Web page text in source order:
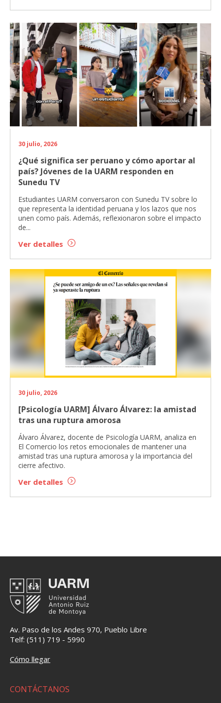
30 julio, 2026
¿Qué significa ser peruano y cómo aportar al
país? Jóvenes de la UARM responden en
Sunedu TV
Estudiantes UARM conversaron con Sunedu TV sobre lo
que representa la identidad peruana y los lazos que nos
unen como país. Además, reflexionaron sobre el impacto
de...
Ver detalles
30 julio, 2026
[Psicología UARM] Álvaro Álvarez: la amistad
tras una ruptura amorosa
Álvaro Álvarez, docente de Psicología UARM, analiza en
El Comercio los retos emocionales de mantener una
amistad tras una ruptura amorosa y la importancia del
cierre afectivo.
Ver detalles
Av. Paso de los Andes 970, Pueblo Libre
Telf: (511) 719 - 5990
Cómo llegar
CONTÁCTANOS